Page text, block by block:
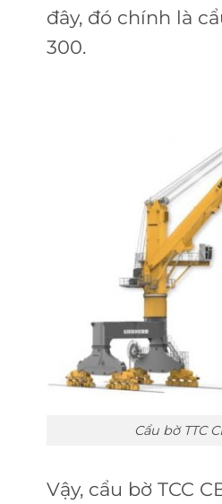
đây, đó chính là
300.
Cẩu bờ TTC
Vậy, cẩu bờ TCC